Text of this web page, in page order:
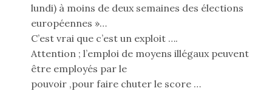
lundi) à moins de deux semaines des élections
européennes »…
C’est vrai que c’est un exploit ….
Attention ; l’emploi de moyens illégaux peuvent
être employés par le
pouvoir ,pour faire chuter le score …